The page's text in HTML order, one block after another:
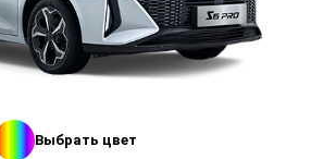
Выбрать цвет